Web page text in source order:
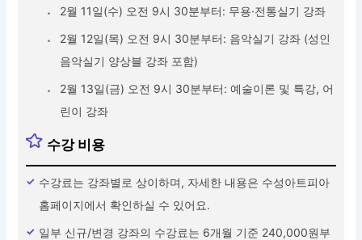
2월 11일(수) 오전 9시 30분부터: 무용·전통실기 강좌
2월 12일(목) 오전 9시 30분부터: 음악실기 강좌 (성인
음악실기 양상블 강좌 포함)
2월 13일(금) 오전 9시 30분부터: 예술이론 및 특강, 어
린이 강좌
수강 비용
수강료는 강좌별로 상이하며, 자세한 내용은 수성아트피아
홈페이지에서 확인하실 수 있어요.
일부 신규/변경 강좌의 수강료는 6개월 기준 240,000원부